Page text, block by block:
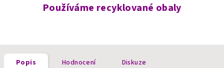
Používáme recyklované obaly
Popis Hodnocení Diskuze